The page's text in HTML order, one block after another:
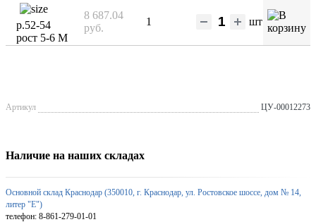
р.52-54
рост 5-6 М
8 687.04
руб.
1 шт
Артикул ЦУ-00012273
Наличие на наших складах
Основной склад Краснодар (350010, г. Краснодар, ул. Ростовское шоссе, дом № 14,
литер "Е")
телефон: 8-861-279-01-01